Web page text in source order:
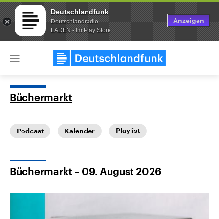
Deutschlandfunk
Deutschlandradio
LADEN - Im Play Store
Anzeigen
Close
Büchermarkt
Podcast Kalender Playlist
Büchermarkt – 09. August 2026